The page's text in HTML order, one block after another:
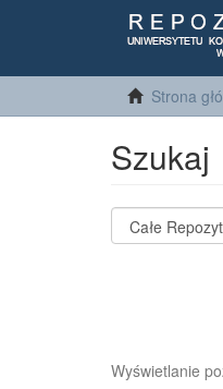
Strona
Szukaj
Wyświetlanie